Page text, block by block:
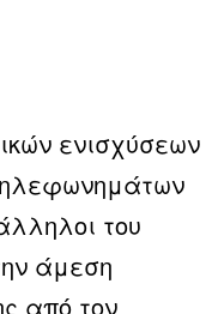
ενισχύσεων
του
άμεση
από τον